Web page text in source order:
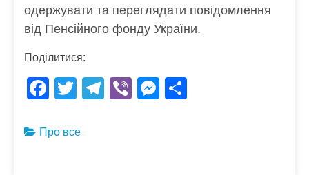
одержувати та переглядати повідомлення
від Пенсійного фонду України.
Поділитися:
F
e
T
itt
T Vi M
Про все